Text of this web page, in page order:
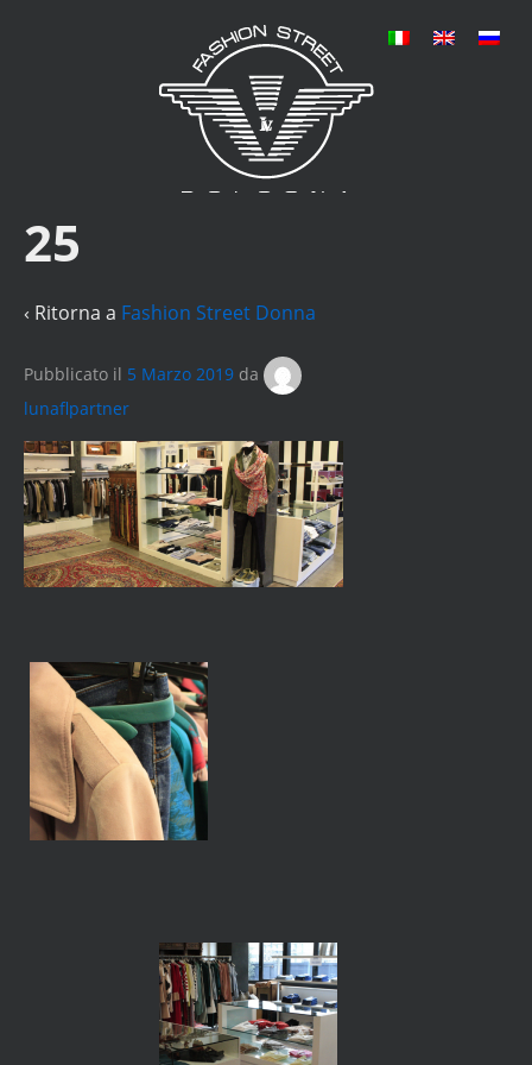
25
‹ Ritorna a Fashion Street Donna
Pubblicato il 5 Marzo 2019 da
lunaflpartner